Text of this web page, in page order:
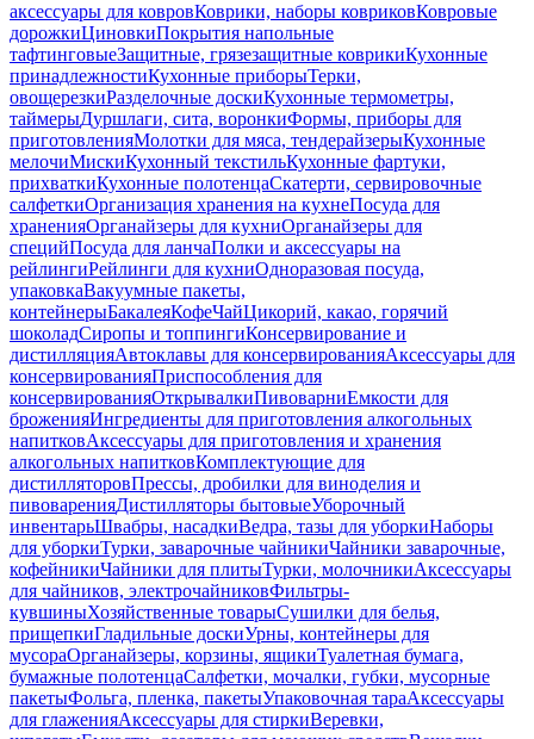
аксессуары для ковровКоврики, наборы ковриковКовровые
дорожкиЦиновкиПокрытия напольные
тафтинговыеЗащитные, грязезащитные коврикиКухонные
принадлежностиКухонные приборыТерки,
овощерезкиРазделочные доскиКухонные термометры,
таймерыДуршлаги, сита, воронкиФормы, приборы для
приготовленияМолотки для мяса, тендерайзерыКухонные
мелочиМискиКухонный текстильКухонные фартуки,
прихваткиКухонные полотенцаСкатерти, сервировочные
салфеткиОрганизация хранения на кухнеПосуда для
храненияОрганайзеры для кухниОрганайзеры для
специйПосуда для ланчаПолки и аксессуары на
рейлингиРейлинги для кухниОдноразовая посуда,
упаковкаВакуумные пакеты,
контейнерыБакалеяКофеЧайЦикорий, какао, горячий
шоколадСиропы и топпингиКонсервирование и
дистилляцияАвтоклавы для консервированияАксессуары для
консервированияПриспособления для
консервированияОткрывалкиПивоварниЕмкости для
броженияИнгредиенты для приготовления алкогольных
напитковАксессуары для приготовления и хранения
алкогольных напитковКомплектующие для
дистилляторовПрессы, дробилки для виноделия и
пивоваренияДистилляторы бытовыеУборочный
инвентарьШвабры, насадкиВедра, тазы для уборкиНаборы
для уборкиТурки, заварочные чайникиЧайники заварочные,
кофейникиЧайники для плитыТурки, молочникиАксессуары
для чайников, электрочайниковФильтры-
кувшиныХозяйственные товарыСушилки для белья,
прищепкиГладильные доскиУрны, контейнеры для
мусораОрганайзеры, корзины, ящикиТуалетная бумага,
бумажные полотенцаСалфетки, мочалки, губки, мусорные
пакетыФольга, пленка, пакетыУпаковочная тараАксессуары
для глаженияАксессуары для стиркиВеревки,